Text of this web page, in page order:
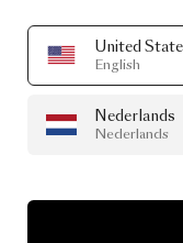
United
English
Nederlands
Nederlands